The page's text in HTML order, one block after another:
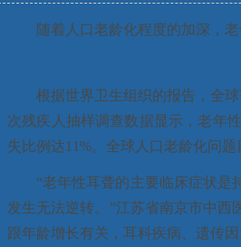
随着人口老龄化程度的加深，
根据世界卫生组织的报告，全
次残疾人抽样调查数据显示，老年
失比例达11%。全球人口老龄化问
“老年性耳聋的主要临床症状是
发生无法逆转。”江苏省南京市中
跟年龄增长有关，耳科疾病、遗传